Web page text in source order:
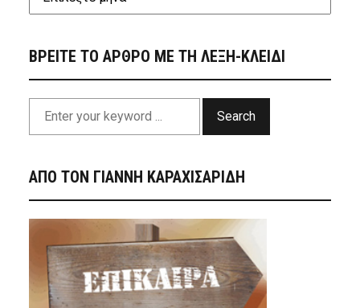
ΒΡΕΙΤΕ ΤΟ ΑΡΘΡΟ ΜΕ ΤΗ ΛΕΞΗ-ΚΛΕΙΔΙ
Search
ΑΠΟ ΤΟΝ ΓΙΑΝΝΗ ΚΑΡΑΧΙΣΑΡΙΔΗ